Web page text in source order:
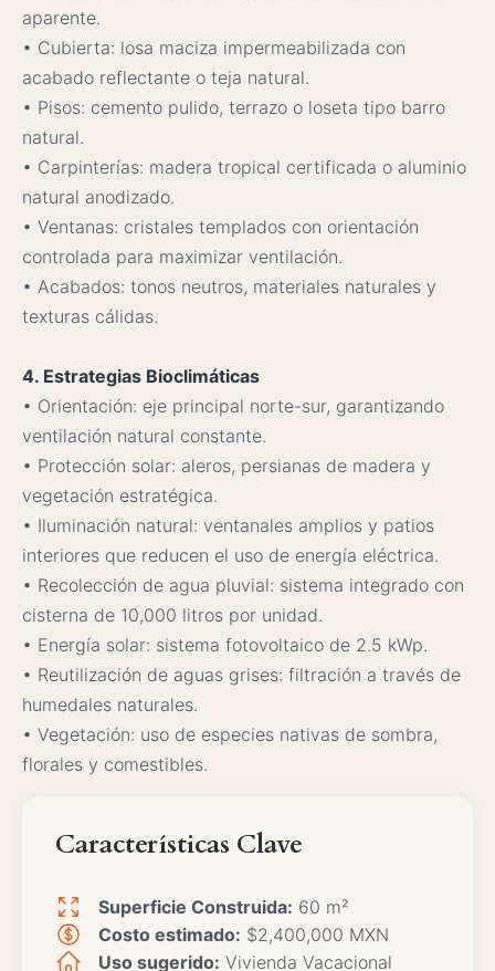
aparente.
• Cubierta: losa maciza impermeabilizada con
acabado reflectante o teja natural.
• Pisos: cemento pulido, terrazo o loseta tipo barro
natural.
• Carpinterías: madera tropical certificada o aluminio
natural anodizado.
• Ventanas: cristales templados con orientación
controlada para maximizar ventilación.
• Acabados: tonos neutros, materiales naturales y
texturas cálidas.
4. Estrategias Bioclimáticas
• Orientación: eje principal norte-sur, garantizando
ventilación natural constante.
• Protección solar: aleros, persianas de madera y
vegetación estratégica.
• Iluminación natural: ventanales amplios y patios
interiores que reducen el uso de energía eléctrica.
• Recolección de agua pluvial: sistema integrado con
cisterna de 10,000 litros por unidad.
• Energía solar: sistema fotovoltaico de 2.5 kWp.
• Reutilización de aguas grises: filtración a través de
humedales naturales.
• Vegetación: uso de especies nativas de sombra,
florales y comestibles.
Características Clave
Superficie Construida: 60 m²
Costo estimado: $2,400,000 MXN
Uso sugerido: Vivienda Vacacional